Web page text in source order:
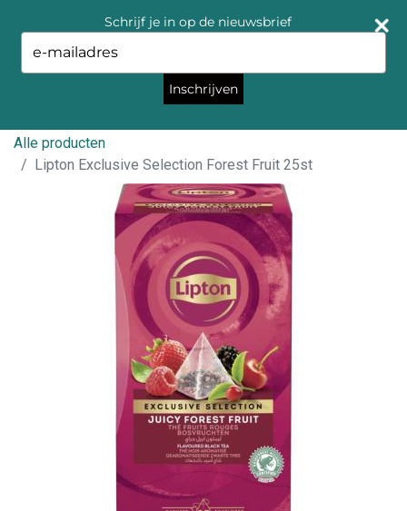
Alle producten
Lipton Exclusive Selection Forest Fruit 25st
Schrijf je in op de nieuwsbrief
your
email
Inschrijven